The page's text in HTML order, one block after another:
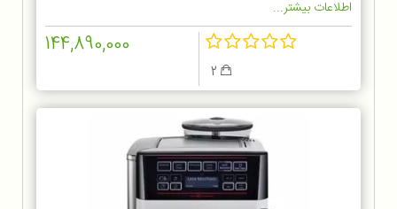
اطلاعات بیشتر...
144,890,000